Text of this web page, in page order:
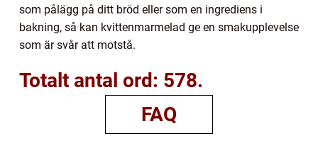
som pålägg på ditt bröd eller som en ingrediens i
bakning, så kan kvittenmarmelad ge en smakupplevelse
som är svår att motstå.
Totalt antal ord: 578.
FAQ